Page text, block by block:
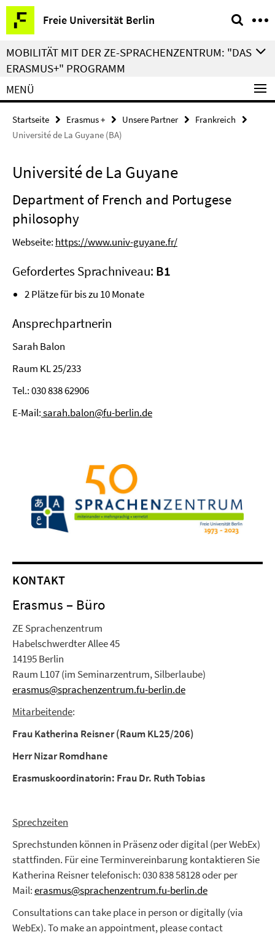
Springe
direkt
zu
Inhalt
Freie Universität Berlin
Service-
Navigation
MOBILITÄT MIT DER ZE-SPRACHENZENTRUM: "DAS
ERASMUS+" PROGRAMM
MENÜ
Startseite Erasmus + Unsere Partner
Frankreich
Université de La Guyane (BA)
Université de La Guyane
Department of French and Portugese
philosophy
Webseite: https://www.univ-guyane.fr/
Gefordertes Sprachniveau: B1
2 Plätze für bis zu 10 Monate
Ansprechpartnerin
Sarah Balon
Raum KL 25/233
Tel.: 030 838 62906
E-Mail:sarah.balon@fu-berlin.de
KONTAKT
Erasmus – Büro
ZE Sprachenzentrum
Habelschwerdter Allee 45
14195 Berlin
Raum L107 (im Seminarzentrum, Silberlaube)
erasmus@sprachenzentrum.fu-berlin.de
Mitarbeitende:
Frau Katherina Reisner (Raum KL25/206)
Herr Nizar Romdhane
Erasmuskoordinatorin: Frau Dr. Ruth Tobias
Sprechzeiten
Sprechstunden können in Präsenz oder digital (per WebEx)
stattfinden. Für eine Terminvereinbarung kontaktieren Sie
Katherina Reisner telefonisch: 030 838 58128 oder per
Mail:erasmus@sprachenzentrum.fu-berlin.de
Consultations can take place in person or digitally (via
WebEx). To make an appointment, please contact